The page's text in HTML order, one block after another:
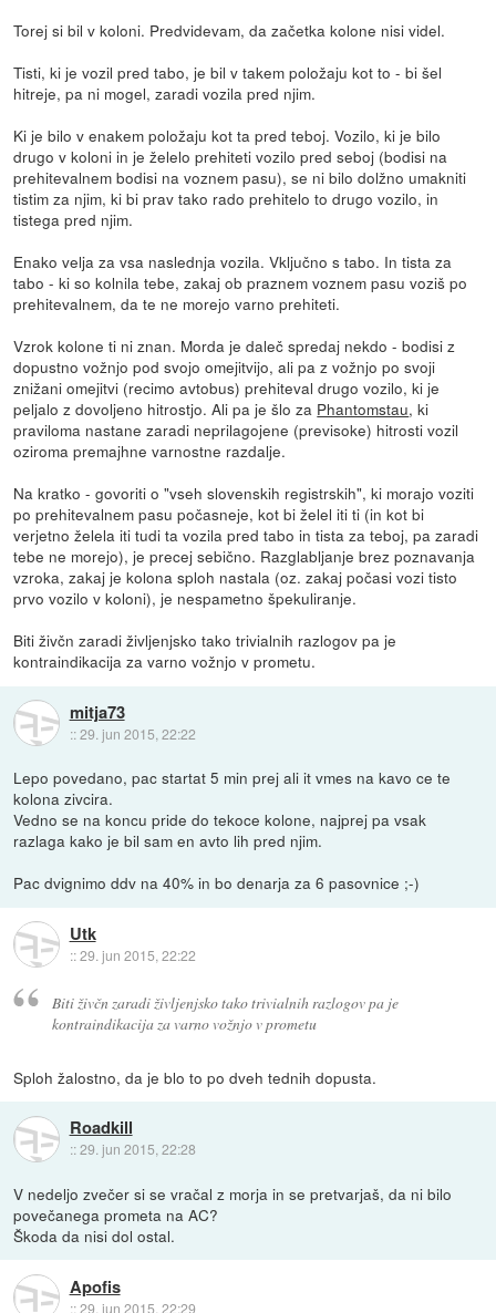
Torej si bil v koloni. Predvidevam, da začetka kolone nisi videl.
Tisti, ki je vozil pred tabo, je bil v takem položaju kot to - bi šel
hitreje, pa ni mogel, zaradi vozila pred njim.
Ki je bilo v enakem položaju kot ta pred teboj. Vozilo, ki je bilo
drugo v koloni in je želelo prehiteti vozilo pred seboj (bodisi na
prehitevalnem bodisi na voznem pasu), se ni bilo dolžno umakniti
tistim za njim, ki bi prav tako rado prehitelo to drugo vozilo, in
tistega pred njim.
Enako velja za vsa naslednja vozila. Vključno s tabo. In tista za
tabo - ki so kolnila tebe, zakaj ob praznem voznem pasu voziš po
prehitevalnem, da te ne morejo varno prehiteti.
Vzrok kolone ti ni znan. Morda je daleč spredaj nekdo - bodisi z
dopustno vožnjo pod svojo omejitvijo, ali pa z vožnjo po svoji
znižani omejitvi (recimo avtobus) prehiteval drugo vozilo, ki je
peljalo z dovoljeno hitrostjo. Ali pa je šlo za Phantomstau, ki
praviloma nastane zaradi neprilagojene (previsoke) hitrosti vozil
oziroma premajhne varnostne razdalje.
Na kratko - govoriti o "vseh slovenskih registrskih", ki morajo voziti
po prehitevalnem pasu počasneje, kot bi želel iti ti (in kot bi
verjetno želela iti tudi ta vozila pred tabo in tista za teboj, pa zaradi
tebe ne morejo), je precej sebično. Razglabljanje brez poznavanja
vzroka, zakaj je kolona sploh nastala (oz. zakaj počasi vozi tisto
prvo vozilo v koloni), je nespametno špekuliranje.
Biti živčn zaradi življenjsko tako trivialnih razlogov pa je
kontraindikacija za varno vožnjo v prometu.
mitja73
::29. jun 2015, 22:22
Lepo povedano, pac startat 5 min prej ali it vmes na kavo ce te
kolona zivcira.
Vedno se na koncu pride do tekoce kolone, najprej pa vsak
razlaga kako je bil sam en avto lih pred njim.
Pac dvignimo ddv na 40% in bo denarja za 6 pasovnice ;-)
Utk
::29. jun 2015, 22:22
Biti živčn zaradi življenjsko tako trivialnih razlogov pa je
kontraindikacija za varno vožnjo v prometu
Sploh žalostno, da je blo to po dveh tednih dopusta.
Roadkill
::29. jun 2015, 22:28
V nedeljo zvečer si se vračal z morja in se pretvarjaš, da ni bilo
povečanega prometa na AC?
Škoda da nisi dol ostal.
Apofis
::29. jun 2015, 22:29